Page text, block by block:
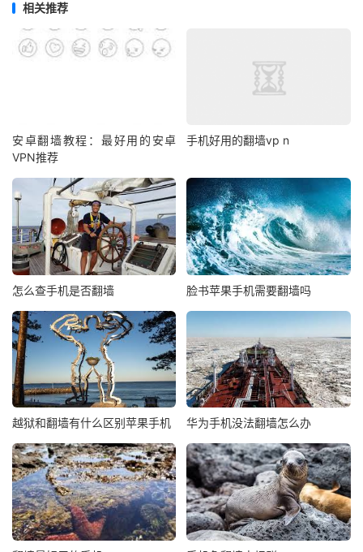
相关推荐
安卓翻墙教程：最好用的安卓
VPN推荐
手机好用的翻墙vp n
怎么查手机是否翻墙 脸书苹果手机需要翻墙吗
越狱和翻墙有什么区别苹果手机 华为手机没法翻墙怎么办